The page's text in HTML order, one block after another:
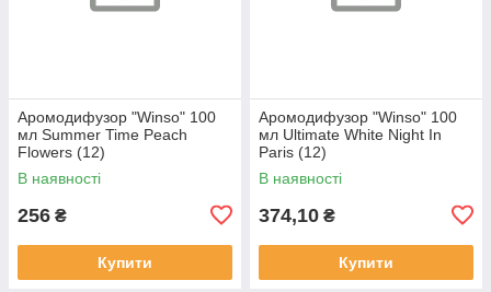
Аромодифузор "Winso" 100
мл Summer Time Peach
Flowers (12)
В наявності
256 ₴
Купити
Аромодифузор "Winso" 100
мл Ultimate White Night In
Paris (12)
В наявності
374,10 ₴
Купити